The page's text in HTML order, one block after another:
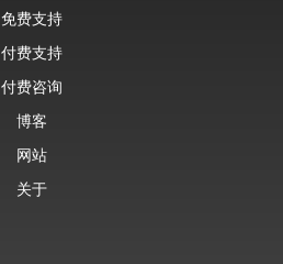
免费支持
付费支持
付费咨询
博客
网站
关于